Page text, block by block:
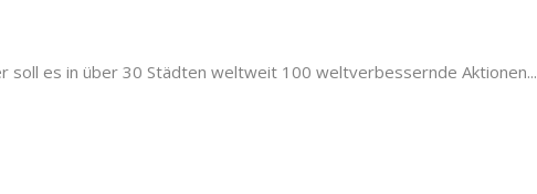
soll es in über 30 Städten weltweit 100 weltverbessernde Aktionen...